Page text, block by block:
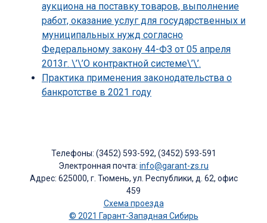
аукциона на поставку товаров, выполнение
работ, оказание услуг для государственных и
муниципальных нужд согласно
Федеральному закону 44-ФЗ от 05 апреля
2013г. \’\’О контрактной системе\’\’.
Практика применения законодательства о
банкротстве в 2021 году
Телефоны: (3452) 593-592, (3452) 593-591
Электронная почта: info@garant-zs.ru
Адрес: 625000, г. Тюмень, ул. Республики, д. 62, офис
459
Схема проезда
© 2021 Гарант-Западная Сибирь